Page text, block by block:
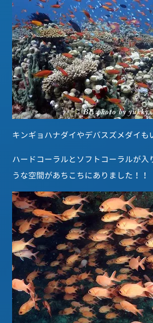
キンギョハナダイやデバスズメダイも
ハードコーラルとソフトコーラルが入
うな空間があちこちにありました！！